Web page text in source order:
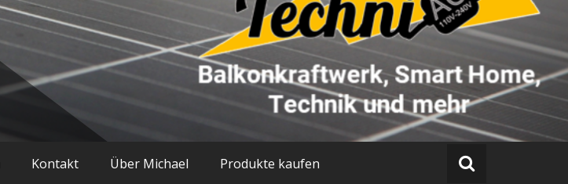
Kontakt Über Michael Produkte kaufen